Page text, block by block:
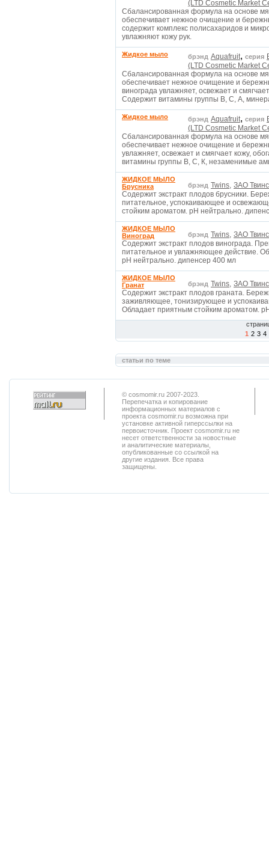
(LTD Cosmetic Market
Сбалансированная формула на основе
обеспечивает нежное очищение и
содержит комплекс полисахаридов и
увлажняют кожу рук.
Жидкое мыло брэнд Aquafruit, серия
(LTD Cosmetic Market
Сбалансированная формула на основе
обеспечивает нежное очищение и
винограда увлажняет, освежает и
Содержит витамины группы В, С, А,
Жидкое мыло брэнд Aquafruit, серия
(LTD Cosmetic Market
Сбалансированная формула на основе
обеспечивает нежное очищение и
увлажняет, освежает и смягчает кожу,
витамины группы В, С, К, незаменимые
ЖИДКОЕ МЫЛО
Брусника
брэнд Twins, ЗАО
Содержит экстракт плодов брусники.
питательное, успокаивающее и
стойким ароматом. рН нейтрально.
ЖИДКОЕ МЫЛО
Виноград
брэнд Twins, ЗАО
Содержит экстракт плодов винограда.
питательное и увлажняющее действие.
рН нейтрально. дипенсер 400 мл
ЖИДКОЕ МЫЛО
Гранат
брэнд Twins, ЗАО
Содержит экстракт плодов граната.
заживляющее, тонизирующее и
Обладает приятным стойким ароматом.
1 2 3 4
статьи по теме
© cosmomir.ru 2007-2023.
Перепечатка и копирование
информационных материалов с
проекта cosmomir.ru возможна при
установке активной гиперссылки на
первоисточник. Проект cosmomir.ru не
несет ответственности за новостные
и аналитические материалы,
опубликованные со ссылкой на
другие издания. Все права
защищены.